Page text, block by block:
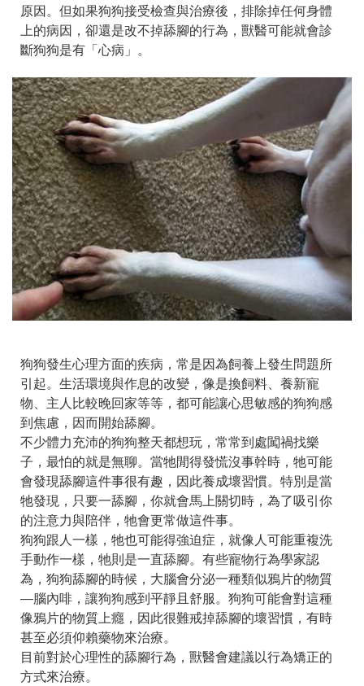
原因。但如果狗狗接受檢查與治療後，排除掉任何身體
上的病因，卻還是改不掉舔腳的行為，獸醫可能就會診
斷狗狗是有「心病」。
狗狗發生心理方面的疾病，常是因為飼養上發生問題所
引起。生活環境與作息的改變，像是換飼料、養新寵
物、主人比較晚回家等等，都可能讓心思敏感的狗狗感
到焦慮，因而開始舔腳。
不少體力充沛的狗狗整天都想玩，常常到處闖禍找樂
子，最怕的就是無聊。當牠閒得發慌沒事幹時，牠可能
會發現舔腳這件事很有趣，因此養成壞習慣。特別是當
牠發現，只要一舔腳，你就會馬上關切時，為了吸引你
的注意力與陪伴，牠會更常做這件事。
狗狗跟人一樣，牠也可能得強迫症，就像人可能重複洗
手動作一樣，牠則是一直舔腳。有些寵物行為學家認
為，狗狗舔腳的時候，大腦會分泌一種類似鴉片的物質
—腦內啡，讓狗狗感到平靜且舒服。狗狗可能會對這種
像鴉片的物質上癮，因此很難戒掉舔腳的壞習慣，有時
甚至必須仰賴藥物來治療。
目前對於心理性的舔腳行為，獸醫會建議以行為矯正的
方式來治療。